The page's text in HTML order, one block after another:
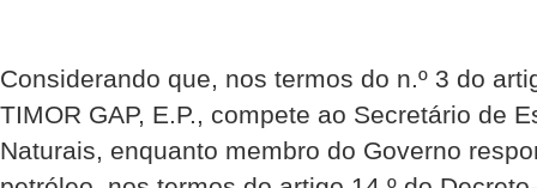
Considerando que, nos termos do n.º 3 do
TIMOR GAP, E.P., compete ao Secretário de
Naturais, enquanto membro do Governo